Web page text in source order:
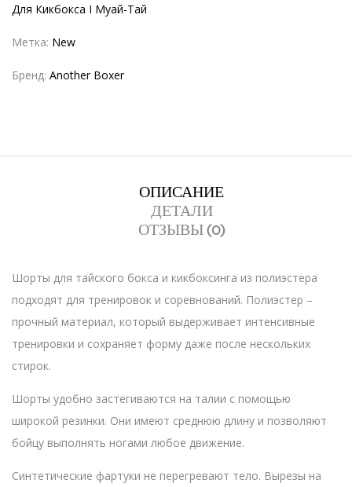
Для Кикбокса I Муай-Тай
Метка: New
Бренд: Another Boxer
ОПИСАНИЕ
ДЕТАЛИ
ОТЗЫВЫ (0)
Шорты для тайского бокса и кикбоксинга из полиэстера
подходят для тренировок и соревнований. Полиэстер –
прочный материал, который выдерживает интенсивные
тренировки и сохраняет форму даже после нескольких
стирок.
Шорты удобно застегиваются на талии с помощью
широкой резинки. Они имеют среднюю длину и позволяют
бойцу выполнять ногами любое движение.
Синтетические фартуки не перегревают тело. Вырезы на